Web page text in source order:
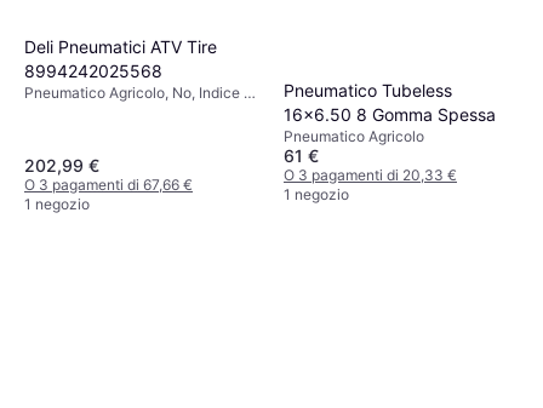
Deli Pneumatici ATV Tire
8994242025568
Pneumatico Agricolo, No, Indice di
202,99 €
O 3 pagamenti di 67,66 €
1 negozio
Pneumatico Tubeless
16x6.50 8 Gomma Spessa
Pneumatico Agricolo
61 €
O 3 pagamenti di 20,33 €
1 negozio